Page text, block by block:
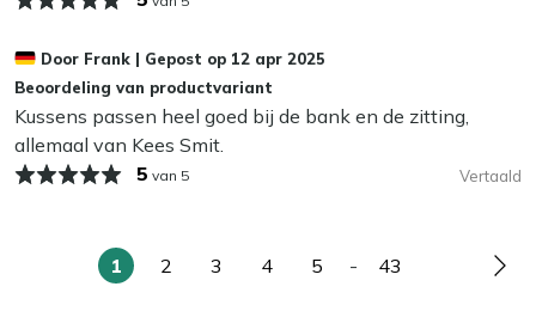
kunnen op termijn last krijgen van vocht, wat slijtage en
schimmel kan veroorzaken. In de herfst en winter bewaar
je je kussens het beste binnen of in een waterdichte
opbergbox. Zo blijven ze langer mooi en fris!
Door Frank | Gepost op 12 apr 2025
Beoordeling van productvariant
Kussens passen heel goed bij de bank en de zitting,
allemaal van Kees Smit.
5 van 5 Vertaald
U
1
Pagina
2
Pagina
3
Pagina
4
Pagina
5 -
Pagina
43